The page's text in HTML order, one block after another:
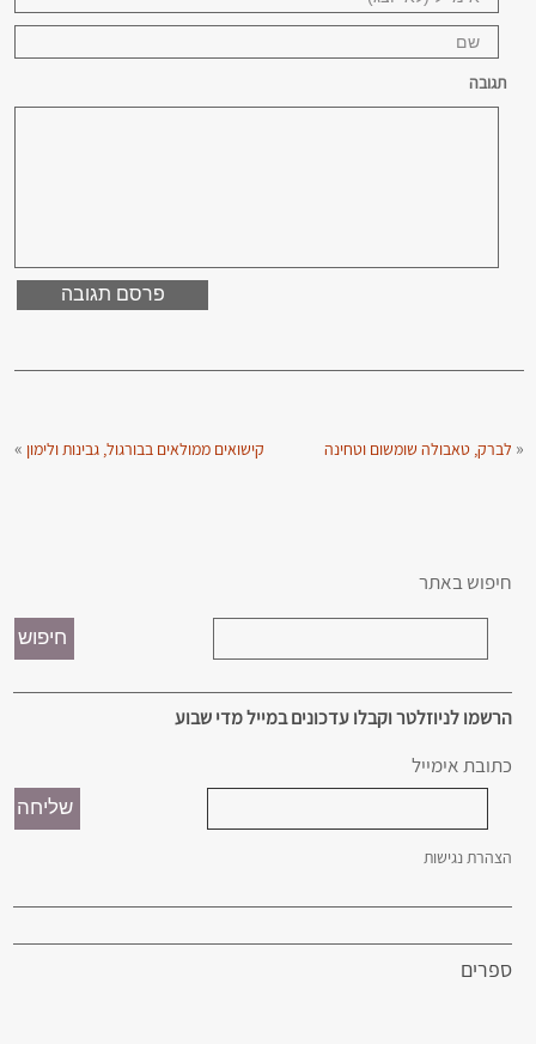
תגובה
« לברק, טאבולה שומשום וטחינה קישואים ממולאים בבורגול, גבינות ולימון»
חיפוש באתר
הרשמו לניוזלטר וקבלו עדכונים במייל מדי שבוע
כתובת אימייל
הצהרת נגישות
ספרים